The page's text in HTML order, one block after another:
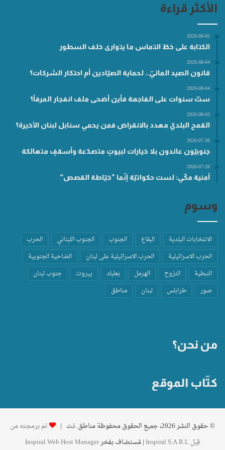
الأكثر قراءة
2026-08-05
الكتابة على خطّ التماس ما يتوارى خلف السطور
2026-08-04
قانون الصيد المائيّ.. لحماية الصيّادين أم احتكار الشركات؟
2026-08-04
ستّ سنوات على الفاجعة فأين أضحى ملف انفجار المرفأ؟
2026-08-03
القمح البلديّ مهدد بالانقراض فمن يحمي سنابل لبنان الأخيرة؟
2026-07-30
جنوبيّون عائدون بلا خيارات لبيوتٍ متصدّعة وأسقفٍ متهالكة
2026-07-28
أمنية مكّي: لست حكواتيّة إنّما ”خيّاطة القصص“
وسوم
الانتخابات البلدية البقاع الجنوب الجنوب اللبناني
الحرب
الحرب الاسرائيلية
الحرب الاسرائيلية على لبنان
الضاحية الجنوبية
النبطية
النزوح الهرمل بعلبك بيروت
جنوب لبنان
صور
طرابلس لبنان مناطق
من نحن؟
كتّاب الموقع
© حقوق النشر 2026، جميع الحقوق محفوظة مناطق .نت |
تم برمجته من
قِبل Inspiral S.A.R.L
| مُستضاف بفخرInspiral Web Host Manager